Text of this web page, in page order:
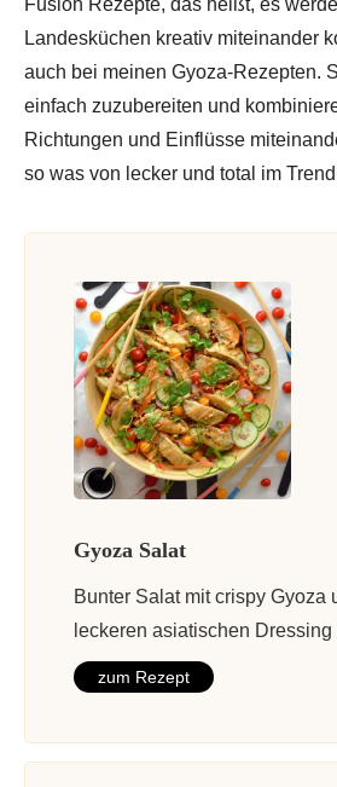
Landesküchen kreativ miteinander
auch bei meinen Gyoza-Rezepten.
einfach zuzubereiten und
Richtungen und Einflüsse
so was von lecker und total im
Gyoza Salat
Bunter Salat mit crispy Gyoza
leckeren asiatischen Dressing
zum Rezept